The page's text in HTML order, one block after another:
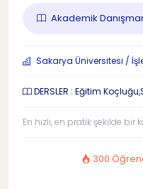
Akademik
Sakarya Üniversitesi /
DERSLER : Eğitim
En hızlı, en pratik şekilde
300